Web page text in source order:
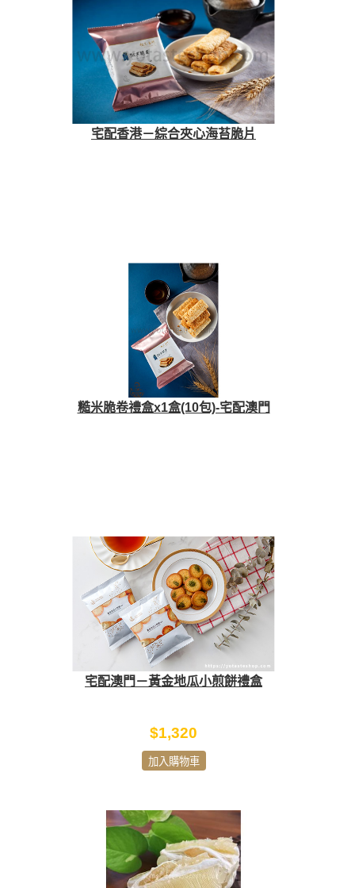
宅配香港－綜合夾心海苔脆片
糙米脆卷禮盒x1盒(10包)-宅配澳門
宅配澳門－黃金地瓜小煎餅禮盒
$1,320
加入購物車